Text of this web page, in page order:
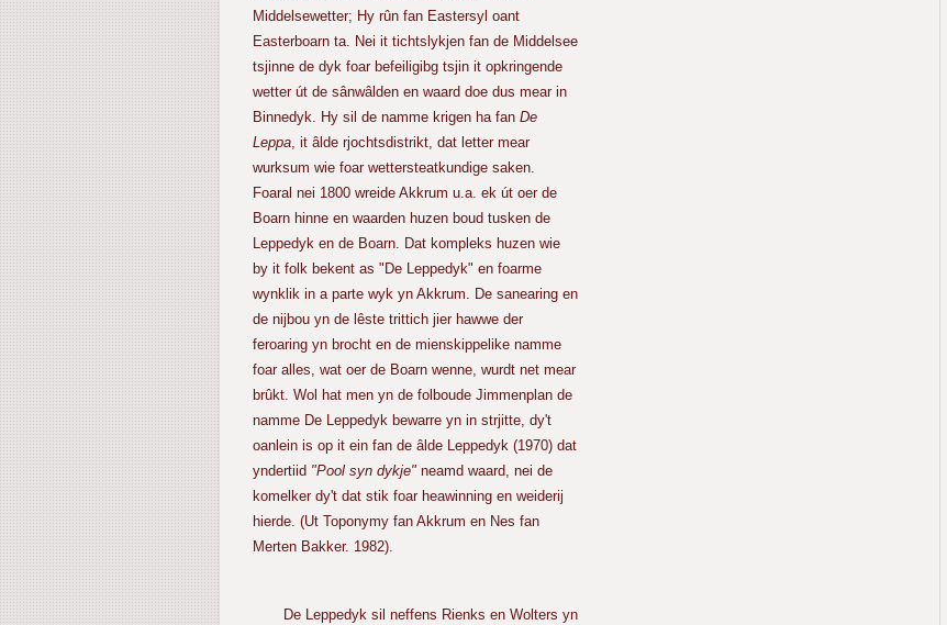
Middelsewetter; Hy rûn fan Eastersyl oant
Easterboarn ta. Nei it tichtslykjen fan de Middelsee
tsjinne de dyk foar befeiligibg tsjin it opkringende
wetter út de sânwâlden en waard doe dus mear in
Binnedyk. Hy sil de namme krigen ha fan De
Leppa, it âlde rjochtsdistrikt, dat letter mear
wurksum wie foar wettersteatkundige saken.
Foaral nei 1800 wreide Akkrum u.a. ek út oer de
Boarn hinne en waarden huzen boud tusken de
Leppedyk en de Boarn. Dat kompleks huzen wie
by it folk bekent as "De Leppedyk" en foarme
wynklik in a parte wyk yn Akkrum. De sanearing en
de nijbou yn de lêste trittich jier hawwe der
feroaring yn brocht en de mienskippelike namme
foar alles, wat oer de Boarn wenne, wurdt net mear
brûkt. Wol hat men yn de folboude Jimmenplan de
namme De Leppedyk bewarre yn in strjitte, dy't
oanlein is op it ein fan de âlde Leppedyk (1970) dat
yndertiid "Pool syn dykje"neamd waard, nei de
komelker dy't dat stik foar heawinning en weiderij
hierde. (Ut Toponymy fan Akkrum en Nes fan
Merten Bakker. 1982).
De Leppedyk sil neffens Rienks en Wolters yn